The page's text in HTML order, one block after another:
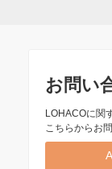
お問い
LOHACOに関
こちらからお